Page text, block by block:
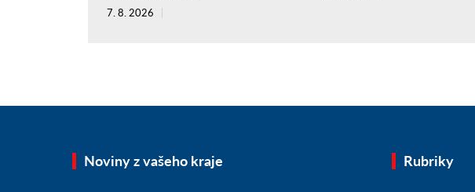
7. 8. 2026
Noviny z vašeho kraje Rubriky